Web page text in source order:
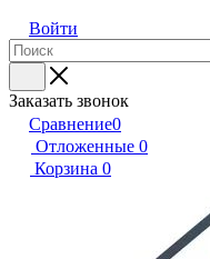
Войти
Заказать звонок
Сравнение0
Отложенные 0
Корзина 0